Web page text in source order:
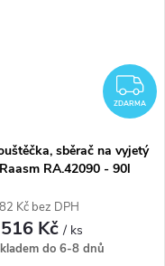
ZDARMA
sběrač na vyjetý
RA.42090 - 90l
Kč bez DPH
Kč/ ks
do 6-8 dnů